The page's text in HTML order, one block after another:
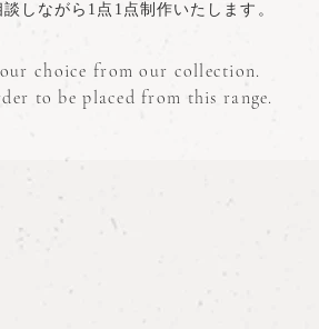
しながら1点1点制作いたします。
choice from our collection.
to be placed from this range.